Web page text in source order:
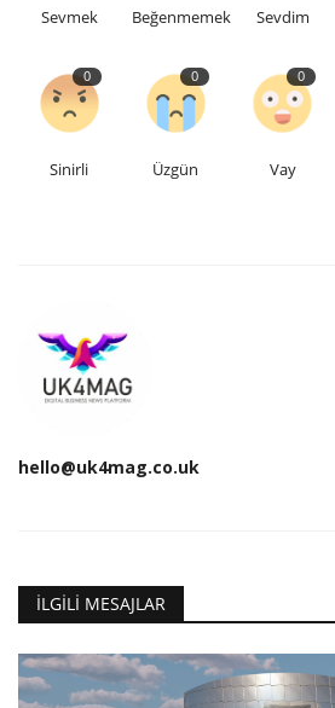
Sevmek Beğenmemek Sevdim
0
Sinirli
0
Üzgün
0
Vay
hello@uk4mag.co.uk
İLGILI MESAJLAR